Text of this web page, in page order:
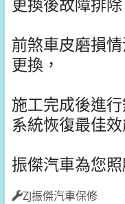
前煞車皮磨損
更換，
施工完成後進
系統恢復最佳
振傑汽車為您
ZJ振傑汽車保修